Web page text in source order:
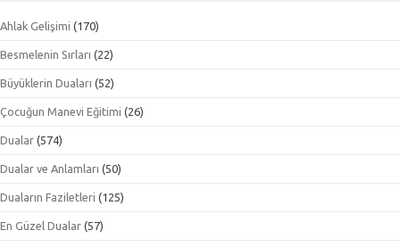
Ahlak Gelişimi (170)
Besmelenin Sırları (22)
Büyüklerin Duaları (52)
Çocuğun Manevi Eğitimi (26)
Dualar (574)
Dualar ve Anlamları (50)
Duaların Faziletleri (125)
En Güzel Dualar (57)